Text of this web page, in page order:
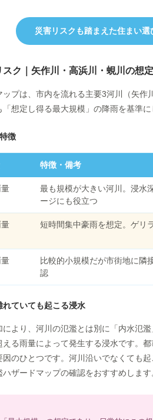
災害リスクも踏まえた住まい
ク｜矢作川・高浜川・蜆川の想定
プは、市内を流れる主要3河川（矢作
想定し得る最大規模」の降雨を基準に
徴
特徴・備考
最も規模が大きい河川。浸水
ージにも役立つ
短時間集中豪雨を想定。ゲリ
比較的小規模だが市街地に隣
認
ていても起こる浸水
より、河川の氾濫とは別に「内水氾
る雨量によって発生する浸水です。
因のひとつです。河川沿いでなくても
ザードマップの確認をおすすめします